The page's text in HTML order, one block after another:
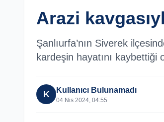
Arazi
Şanlıurfa’nın Siverek
kardeşin hayatını kaybettiği
K Kullanıcı Bulunamadı
04 Nis 2024, 04:55